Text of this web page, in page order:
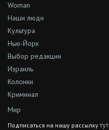
Woman
Наши люди
Культура
Нью-Йорк
Выбор редакции
Израиль
Колонки
Криминал
Мир
Подписаться на нашу рассылкутут